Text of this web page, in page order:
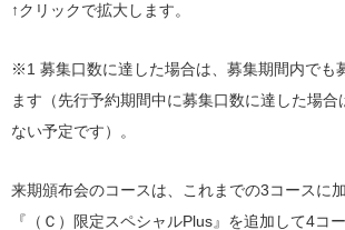
↑クリックで拡大します。
※1 募集口数に達した場合は、募集期間内でも
ます（先行予約期間中に募集口数に達した場合
ない予定です）。
来期頒布会のコースは、これまでの3コースに
『（Ｃ）限定スペシャルPlus』を追加して4コ